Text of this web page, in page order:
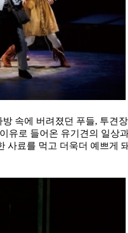
에 버려졌던 푸들, 투견
유로 들어온 유기견의 일상
료를 먹고 더욱더 예쁘게